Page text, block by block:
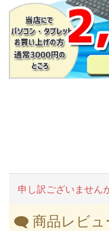
申し訳ございません
商品レビュ